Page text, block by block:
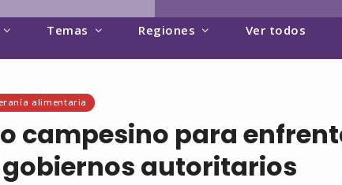
Temas Regiones Ver todos
alimentaria
campesino para
autoritarios